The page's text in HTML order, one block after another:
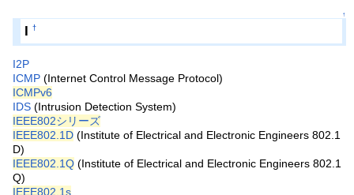
↑
I †
I2P
ICMP (Internet Control Message Protocol)
ICMPv6
IDS (Intrusion Detection System)
IEEE802シリーズ
IEEE802.1D (Institute of Electrical and Electronic Engineers 802.1
D)
IEEE802.1Q (Institute of Electrical and Electronic Engineers 802.1
Q)
IEEE802.1s